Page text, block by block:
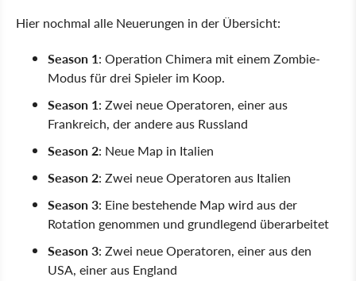
Hier nochmal alle Neuerungen in der Übersicht:
Season 1: Operation Chimera mit einem Zombie-
Modus für drei Spieler im Koop.
Season 1: Zwei neue Operatoren, einer aus
Frankreich, der andere aus Russland
Season 2: Neue Map in Italien
Season 2: Zwei neue Operatoren aus Italien
Season 3: Eine bestehende Map wird aus der
Rotation genommen und grundlegend überarbeitet
Season 3: Zwei neue Operatoren, einer aus den
USA, einer aus England